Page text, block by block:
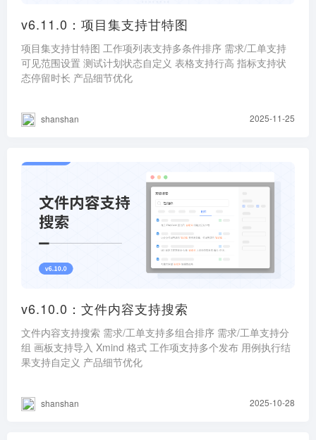
v6.11.0：项目集支持甘特图
项目集支持甘特图 工作项列表支持多条件排序 需求/工单支持
可见范围设置 测试计划状态自定义 表格支持行高 指标支持状
态停留时长 产品细节优化
shanshan 2025-11-25
v6.10.0：文件内容支持搜索
文件内容支持搜索 需求/工单支持多组合排序 需求/工单支持分
组 画板支持导入 Xmind 格式 工作项支持多个发布 用例执行结
果支持自定义 产品细节优化
shanshan 2025-10-28